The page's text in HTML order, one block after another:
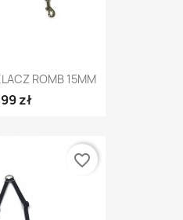
ROMB 15MM
zł
favorite_border